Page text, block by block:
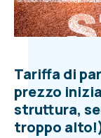
Tariffa di
prezzo
struttura,
troppo